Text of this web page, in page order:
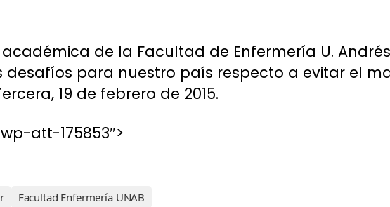
de la Facultad de Enfermería U.
desafíos para nuestro país respecto a evitar el
19 de febrero de 2015.
att-175853″>
Facultad Enfermería UNAB